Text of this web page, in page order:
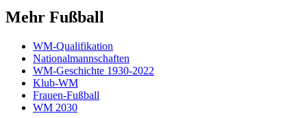
Mehr Fußball
WM-Qualifikation
Nationalmannschaften
WM-Geschichte 1930-2022
Klub-WM
Frauen-Fußball
WM 2030